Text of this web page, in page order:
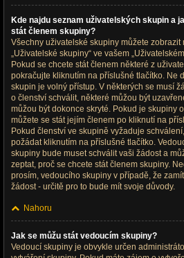
Kde najdu seznam uživatelských skupin a
stát členem skupiny?
Všechny uživatelské skupiny můžete zobrazit
„Uživatelské skupiny“ ve vašem
Pokud se chcete stát členem některé z
pokračujte kliknutím na příslušné tlačítko. Ne
skupin je volný přístup. V některých se musí
o členství schválit, některé můžou být
můžou být dokonce skryté. Pokud je skupiny
můžete se stát jejím členem po kliknutí na
Pokud členství ve skupině vyžaduje
požádat kliknutím na příslušné tlačítko.
skupiny bude muset schválit vaši žádost a
zeptat, proč se chcete stát členem skupiny.
prosím, vedoucího skupiny v případě, že
žádost - určitě pro to bude mít svoje důvody.
Nahoru
Jak se můžu stát vedoucím skupiny?
Vedoucí skupiny je obvykle určen